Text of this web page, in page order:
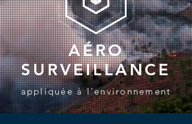
AÉRO
SURVEILLANCE
appliquée à l'environnement